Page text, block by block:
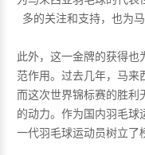
多的关注和支持，也为
此外，这一金牌的获得也
范作用。过去几年，马来
而这次世界锦标赛的胜利
的动力。作为国内羽毛球
一代羽毛球运动员树立了